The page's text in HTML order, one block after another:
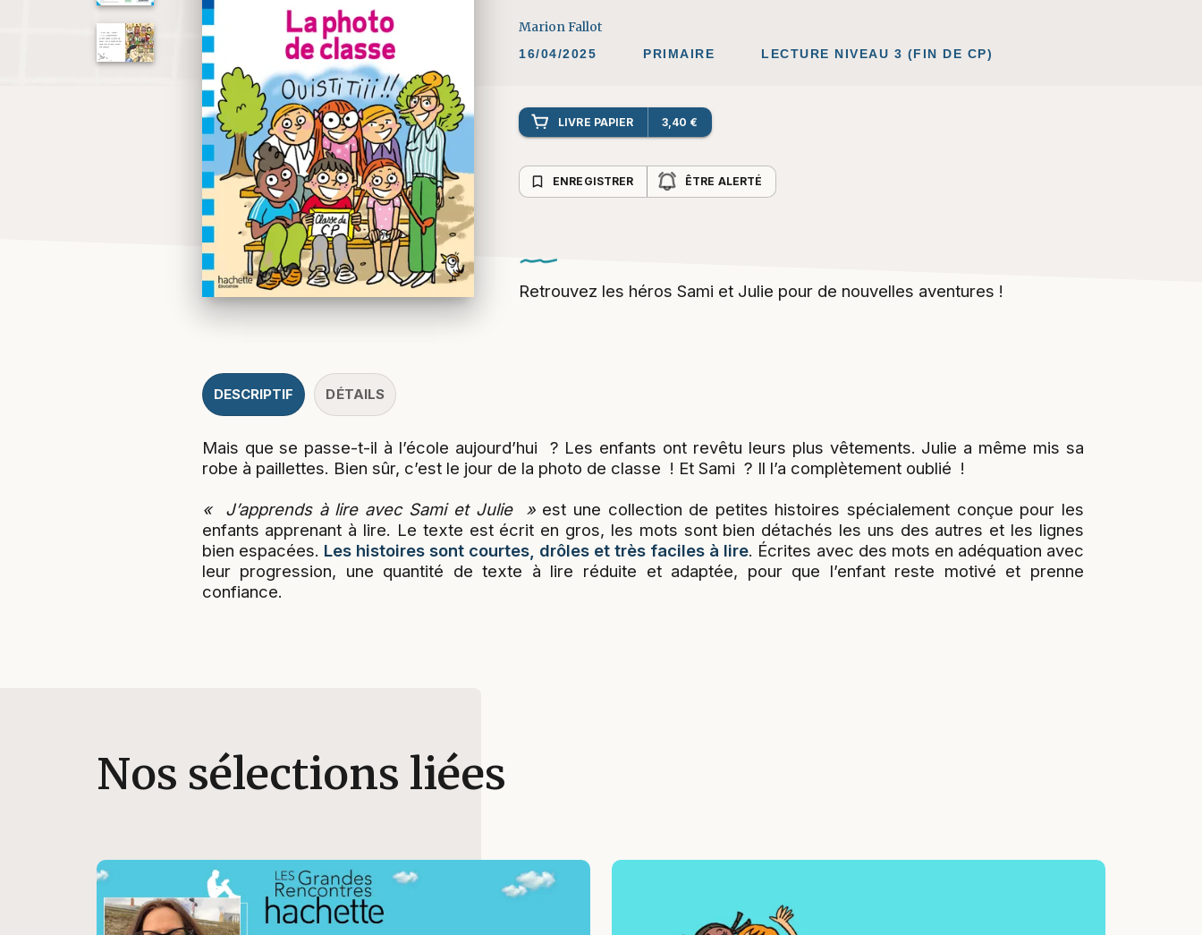
Marion Fallot
16/04/2025 PRIMAIRE LECTURE NIVEAU 3 (FIN DE CP)
LIVRE PAPIER 3,40 €
bookmark_border ENREGISTRER ÊTRE ALERTÉ
Retrouvez les héros Sami et Julie pour de nouvelles aventures !
DESCRIPTIF DÉTAILS
Mais que se passe-t-il à l’école aujourd’hui ? Les enfants ont revêtu leurs plus vêtements. Julie a même mis sa
robe à paillettes. Bien sûr, c’est le jour de la photo de classe ! Et Sami ? Il l’a complètement oublié !
« J’apprends à lire avec Sami et Julie »est une collection de petites histoires spécialement conçue pour les
enfants apprenant à lire. Le texte est écrit en gros, les mots sont bien détachés les uns des autres et les lignes
bien espacées. Les histoires sont courtes, drôles et très faciles à lire. Écrites avec des mots en adéquation avec
leur progression, une quantité de texte à lire réduite et adaptée, pour que l’enfant reste motivé et prenne
confiance.
Nos sélections liées